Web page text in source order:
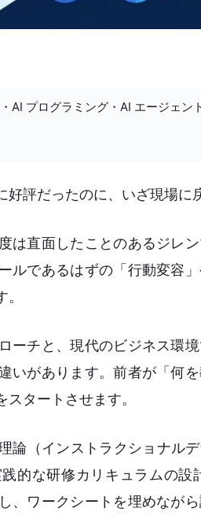
AI プログラミング・AI エージェ
好評だったのに、いざ現場
は直面したことのあるジレ
ルであるはずの「行動変容
ーチと、現代のビジネス環
いがあります。前者が「何
タートさせます。
論（インストラクショナル
的な研修カリキュラムの
、ワークシートを埋めなが